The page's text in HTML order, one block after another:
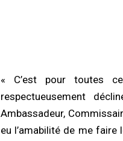
« C’est pour toutes
respectueusement
Ambassadeur,
eu l’amabilité de me